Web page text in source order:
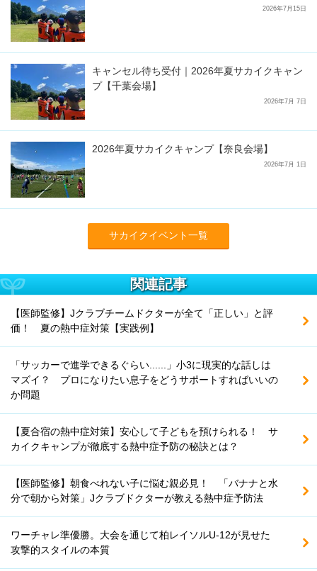
2026年7月15日
キャンセル待ち受付｜2026年夏サカイクキャン
プ【千葉会場】
2026年7月 7日
2026年夏サカイクキャンプ【奈良会場】
2026年7月 1日
サカイクイベント一覧
関連記事
【医師監修】Jクラブチームドクターが全て「正しい」と評
価！ 夏の熱中症対策【実践例】
「サッカーで進学できるぐらい......」小3に現実的な話しは
マズイ？ プロになりたい息子をどうサポートすればいいの
か問題
【夏合宿の熱中症対策】安心して子どもを預けられる！ サ
カイクキャンプが徹底する熱中症予防の秘訣とは？
【医師監修】朝食べれない子に悩む親必見！ 「バナナと水
分で朝から対策」Jクラブドクターが教える熱中症予防法
ワーチャレ準優勝。大会を通じて柏レイソルU-12が見せた
攻撃的スタイルの本質